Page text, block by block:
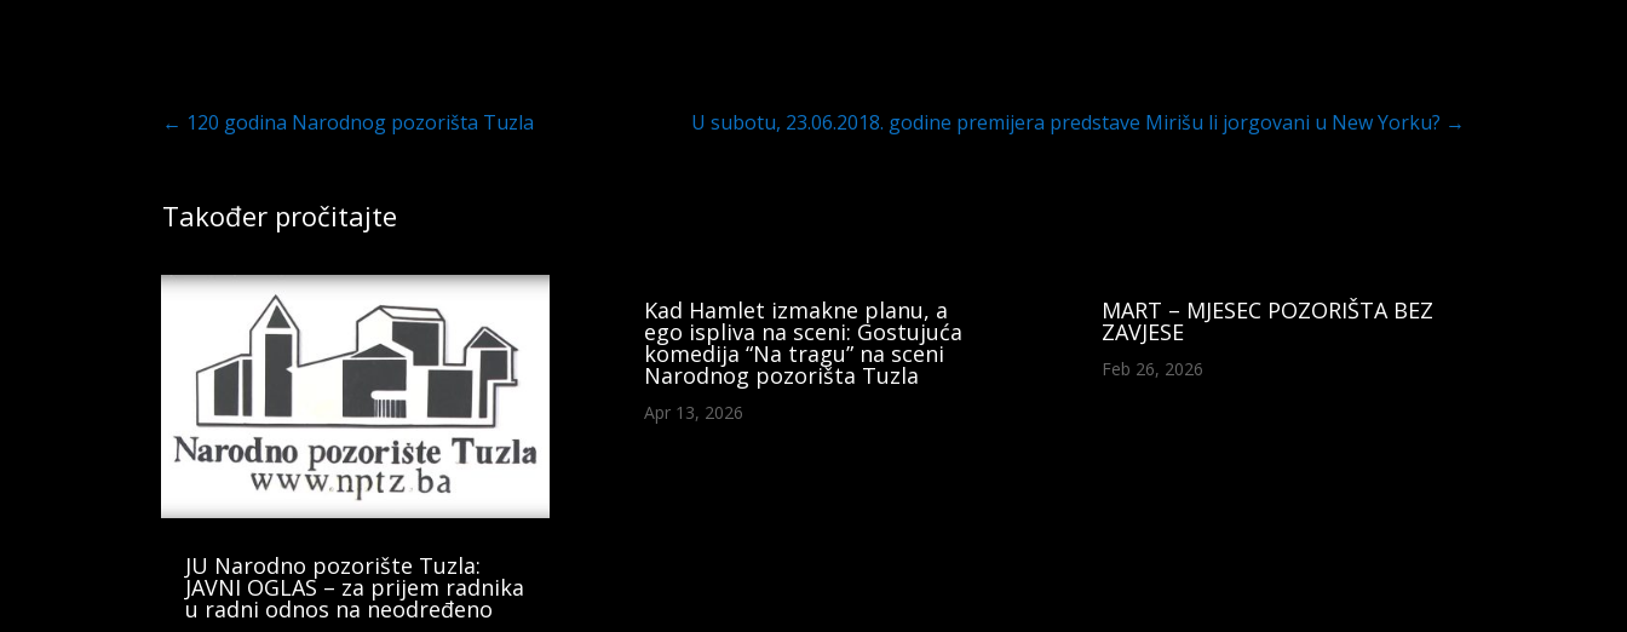
← 120 godina Narodnog pozorišta Tuzla U subotu, 23.06.2018. godine premijera predstave Mirišu li jorgovani u New Yorku? →
Također pročitajte
JU Narodno pozorište Tuzla:
JAVNI OGLAS – za prijem radnika
u radni odnos na neodređeno
Kad Hamlet izmakne planu, a
ego ispliva na sceni: Gostujuća
komedija “Na tragu” na sceni
Narodnog pozorišta Tuzla
Apr 13, 2026
MART – MJESEC POZORIŠTA BEZ
ZAVJESE
Feb 26, 2026